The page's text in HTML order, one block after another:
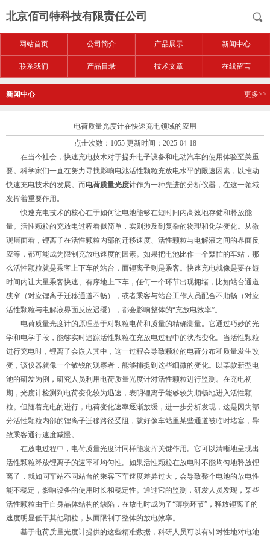
北京佰司特科技有限责任公司
网站首页 公司简介 产品展示 新闻中心
联系我们 产品目录 技术文章 在线留言
新闻中心 更多>>
电荷质量光度计在快速充电领域的应用
点击次数：1055 更新时间：2025-04-18
在当今社会，快速充电技术对于提升电子设备和电动汽车的使用体验至关重
要。科学家们一直在努力寻找影响电池活性颗粒充放电水平的限速因素，以推动
快速充电技术的发展。而电荷质量光度计作为一种先进的分析仪器，在这一领域
发挥着重要作用。
快速充电技术的核心在于如何让电池能够在短时间内高效地存储和释放能
量。活性颗粒的充放电过程看似简单，实则涉及到复杂的物理和化学变化。从微
观层面看，锂离子在活性颗粒内部的迁移速度、活性颗粒与电解液之间的界面反
应等，都可能成为限制充放电速度的因素。如果把电池比作一个繁忙的车站，那
么活性颗粒就是乘客上下车的站台，而锂离子则是乘客。快速充电就像是要在短
时间内让大量乘客快速、有序地上下车，任何一个环节出现拥堵，比如站台通道
狭窄（对应锂离子迁移通道不畅），或者乘客与站台工作人员配合不顺畅（对应
活性颗粒与电解液界面反应迟缓），都会影响整体的“充放电效率”。
电荷质量光度计的原理基于对颗粒电荷和质量的精确测量。它通过巧妙的光
学和电学手段，能够实时追踪活性颗粒在充放电过程中的状态变化。当活性颗粒
进行充电时，锂离子会嵌入其中，这一过程会导致颗粒的电荷分布和质量发生改
变，该仪器就像一个敏锐的观察者，能够捕捉到这些细微的变化。以某款新型电
池的研发为例，研究人员利用电荷质量光度计对活性颗粒进行监测。在充电初
期，光度计检测到电荷变化较为迅速，表明锂离子能够较为顺畅地进入活性颗
粒。但随着充电的进行，电荷变化速率逐渐放缓，进一步分析发现，这是因为部
分活性颗粒内部的锂离子迁移路径受阻，就好像车站里某些通道被临时堵塞，导
致乘客通行速度减慢。
在放电过程中，电荷质量光度计同样能发挥关键作用。它可以清晰地呈现出
活性颗粒释放锂离子的速率和均匀性。如果活性颗粒在放电时不能均匀地释放锂
离子，就如同车站不同站台的乘客下车速度差异过大，会导致整个电池的放电性
能不稳定，影响设备的使用时长和稳定性。通过它的监测，研发人员发现，某些
活性颗粒由于自身晶体结构的缺陷，在放电时成为了“薄弱环节”，释放锂离子的
速度明显低于其他颗粒，从而限制了整体的放电效率。
基于电荷质量光度计提供的这些精准数据，科研人员可以有针对性地对电池